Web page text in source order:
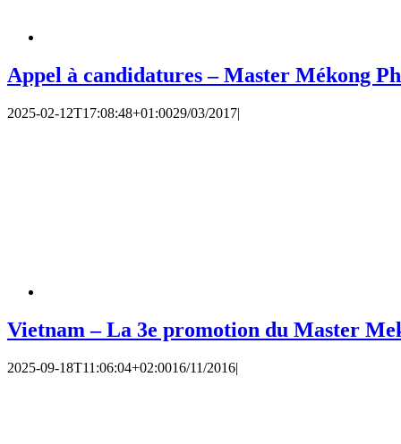
Appel à candidatures – Master Mékong
2025-02-12T17:08:48+01:0029/03/2017|
Vietnam – La 3e promotion du Master
2025-09-18T11:06:04+02:0016/11/2016|